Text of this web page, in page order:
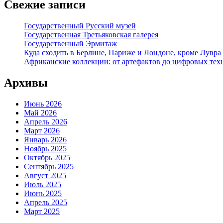
Свежие записи
Государственный Русский музей
Государственная Третьяковская галерея
Государственный Эрмитаж
Куда сходить в Берлине, Париже и Лондоне, кроме Лувра
Африканские коллекции: от артефактов до цифровых
Архивы
Июнь 2026
Май 2026
Апрель 2026
Март 2026
Январь 2026
Ноябрь 2025
Октябрь 2025
Сентябрь 2025
Август 2025
Июль 2025
Июнь 2025
Апрель 2025
Март 2025